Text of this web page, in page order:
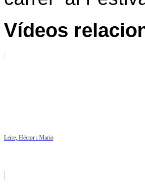
Vídeos
Leire, Héctor i Mario